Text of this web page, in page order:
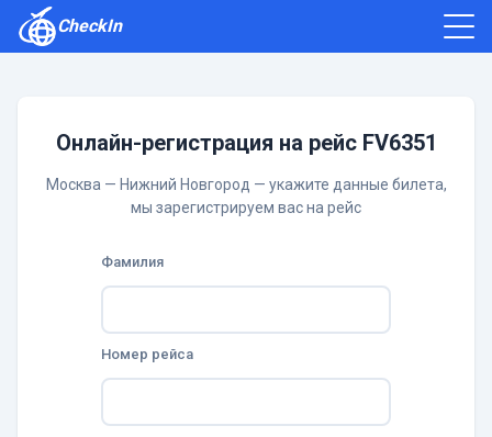
CheckIn
Онлайн-регистрация на рейс FV6351
Москва — Нижний Новгород — укажите данные билета,
мы зарегистрируем вас на рейс
Фамилия
Номер рейса